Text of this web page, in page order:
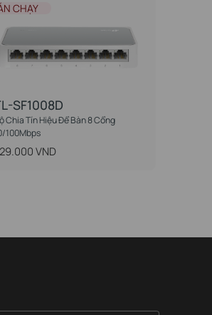
CHẠY
SF1008D
Chia Tín Hiệu Để Bàn 8 Cổng
100Mbps
VND